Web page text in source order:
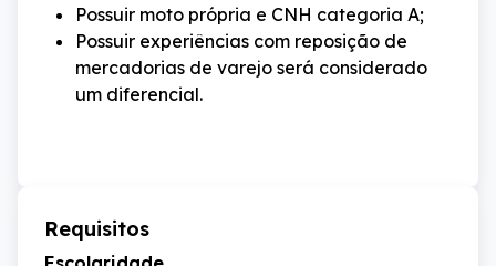
Possuir moto própria e CNH categoria A;
Possuir experiências com reposição de
mercadorias de varejo será considerado
um diferencial.
Requisitos